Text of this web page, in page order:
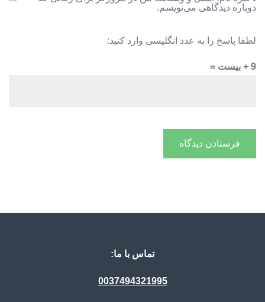
دوباره دیدگاهی می‌نویسم.
لطفا پاسخ را به عدد انگلیسی وارد کنید:
9 + بیست =
تماس با ما:
0037494321995